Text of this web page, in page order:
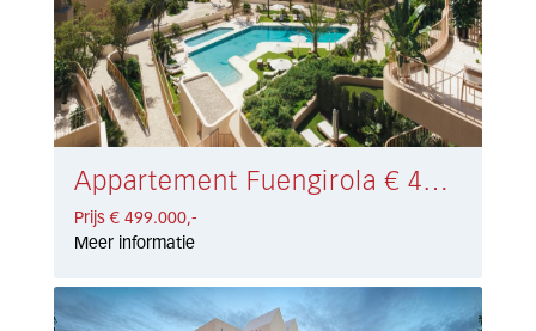
Appartement Fuengirola € 499.000,-
Prijs € 499.000,-
Meer informatie